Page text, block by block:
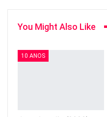
You Might Also Like
10 ANOS